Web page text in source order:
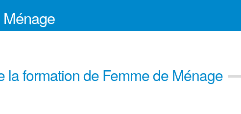
la formation de Femme de Ménage